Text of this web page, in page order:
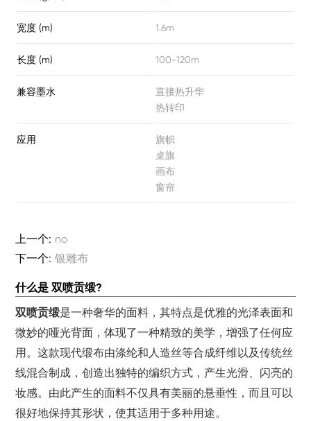
宽度 (m) 1.6m
长度 (m) 100-120m
兼容墨水
直接热升华
热转印
应用
旗帜
桌旗
画布
窗帘
上一个: no
下一个: 银雕布
什么是 双喷贡缎?
双喷贡缎是一种奢华的面料，其特点是优雅的光泽表面和
微妙的哑光背面，体现了一种精致的美学，增强了任何应
用。这款现代缎布由涤纶和人造丝等合成纤维以及传统丝
线混合制成，创造出独特的编织方式，产生光滑、闪亮的
妆感。由此产生的面料不仅具有美丽的悬垂性，而且可以
很好地保持其形状，使其适用于多种用途。